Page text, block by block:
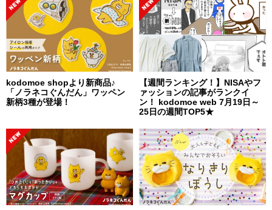
kodomoe shopより新商品♪
「ノラネコぐんだん」ワッペン
新柄3種が登場！
【週間ランキング！】NISAやフ
ァッションの記事がランクイ
ン！ kodomoe web 7月19日～
25日の週間TOP5★